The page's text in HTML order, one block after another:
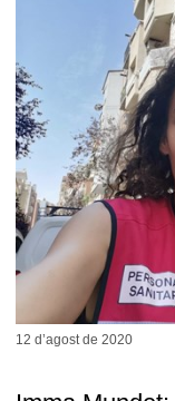
12 d’agost de 2020